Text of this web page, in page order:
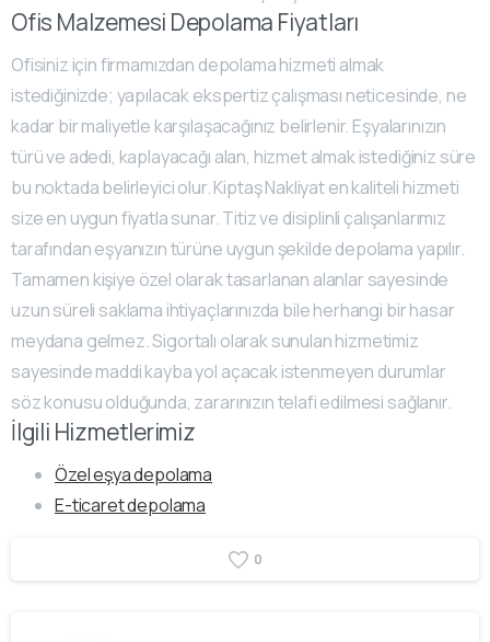
Ofis Malzemesi Depolama Fiyatları
Ofisiniz için firmamızdan depolama hizmeti almak
istediğinizde; yapılacak ekspertiz çalışması neticesinde, ne
kadar bir maliyetle karşılaşacağınız belirlenir. Eşyalarınızın
türü ve adedi, kaplayacağı alan, hizmet almak istediğiniz süre
bu noktada belirleyici olur. Kiptaş Nakliyat en kaliteli hizmeti
size en uygun fiyatla sunar. Titiz ve disiplinli çalışanlarımız
tarafından eşyanızın türüne uygun şekilde depolama yapılır.
Tamamen kişiye özel olarak tasarlanan alanlar sayesinde
uzun süreli saklama ihtiyaçlarınızda bile herhangi bir hasar
meydana gelmez. Sigortalı olarak sunulan hizmetimiz
sayesinde maddi kayba yol açacak istenmeyen durumlar
söz konusu olduğunda, zararınızın telafi edilmesi sağlanır.
İlgili Hizmetlerimiz
Özel eşya depolama
E-ticaret depolama
0